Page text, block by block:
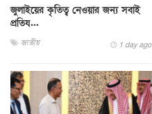
জুলাইয়ের কৃতিত্ব নেওয়ার জন্য সবাই
প্রতিয...
জাতীয় 1 day ago